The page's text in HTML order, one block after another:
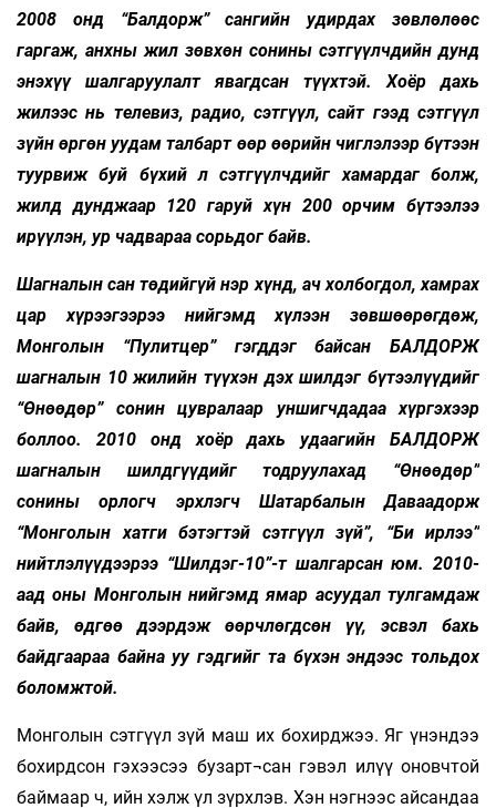
2008 онд “Балдорж” сангийн удирдах зөвлөлөөс
гаргаж, анхны жил зөвхөн сонины сэтгүүлчдийн дунд
энэхүү шалгаруулалт явагдсан түүхтэй. Хоёр дахь
жилээс нь телевиз, радио, сэтгүүл, сайт гээд сэтгүүл
зүйн өргөн уудам талбарт өөр өөрийн чиглэлээр бүтээн
туурвиж буй бүхий л сэтгүүлчдийг хамардаг болж,
жилд дунджаар 120 гаруй хүн 200 орчим бүтээлээ
ирүүлэн, ур чадвараа сорьдог байв.
Шагналын сан төдийгүй нэр хүнд, ач холбогдол, хамрах
цар хүрээгээрээ нийгэмд хүлээн зөвшөөрөгдөж,
Монголын “Пулитцер” гэгддэг байсан БАЛДОРЖ
шагналын 10 жилийн түүхэн дэх шилдэг бүтээлүүдийг
“Өнөөдөр” сонин цувралаар уншигчдадаа хүргэхээр
боллоо. 2010 онд хоёр дахь удаагийн БАЛДОРЖ
шагналын шилдгүүдийг тодруулахад “Өнөөдөр”
сонины орлогч эрхлэгч Шатарбалын Даваадорж
“Монголын хатги бэтэгтэй сэтгүүл зүй”, “Би ирлээ”
нийтлэлүүдээрээ “Шилдэг-10”-т шалгарсан юм. 2010-
аад оны Монголын нийгэмд ямар асуудал тулгамдаж
байв, өдгөө дээрдэж өөрчлөгдсөн үү, эсвэл бахь
байдгаараа байна уу гэдгийг та бүхэн эндээс тольдох
боломжтой.
Монголын сэтгүүл зүй маш их бохирджээ. Яг үнэндээ
бохирдсон гэхээсээ бузарт¬сан гэвэл илүү оновчтой
баймаар ч, ийн хэлж үл зүрхлэв. Хэн нэгнээс айсандаа